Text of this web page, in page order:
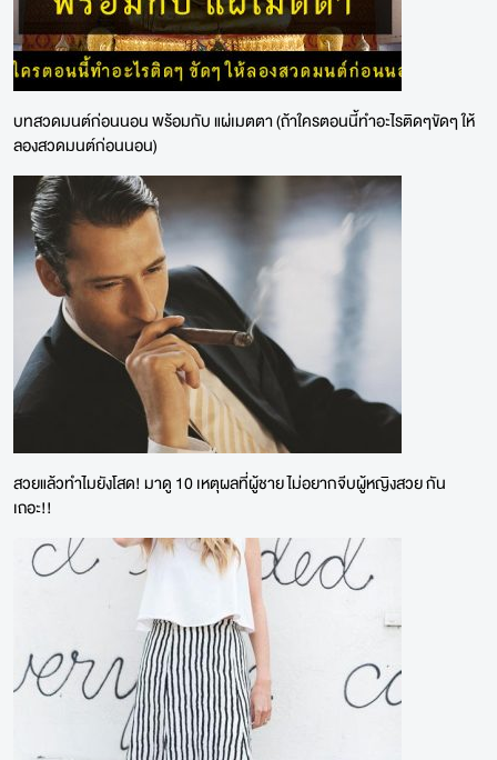
บทสวดมนต์ก่อนนอน พร้อมกับ แผ่เมตตา (ถ้าใครตอนนี้ทำอะไรติดๆขัดๆ ให้
ลองสวดมนต์ก่อนนอน)
สวยแล้วทำไมยังโสด! มาดู 10 เหตุผลที่ผู้ชาย ไม่อยากจีบผู้หญิงสวย กัน
เถอะ!!